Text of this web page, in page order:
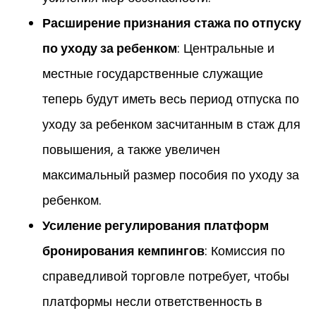
Расширение признания стажа по отпуску
по уходу за ребенком: Центральные и
местные государственные служащие
теперь будут иметь весь период отпуска по
уходу за ребенком засчитанным в стаж для
повышения, а также увеличен
максимальный размер пособия по уходу за
ребенком.
Усиление регулирования платформ
бронирования кемпингов: Комиссия по
справедливой торговле потребует, чтобы
платформы несли ответственность в